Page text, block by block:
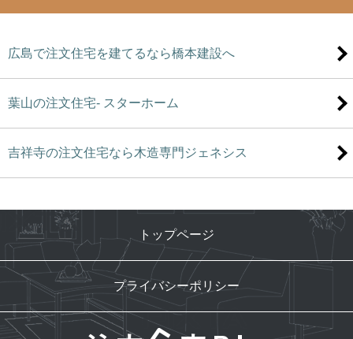
広島で注文住宅を建てるなら橋本建設へ
葉山の注文住宅- スターホーム
吉祥寺の注文住宅なら木造専門ジェネシス
トップページ
プライバシーポリシー